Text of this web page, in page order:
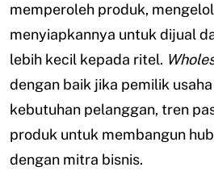
memperoleh produk,
menyiapkannya untuk dijual
lebih kecil kepada ritel.
dengan baik jika pemilik
kebutuhan pelanggan, tren
produk untuk membangun
dengan mitra bisnis.